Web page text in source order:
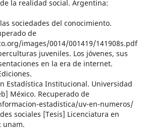
la realidad social. Argentina:
sociedades del conocimiento.
de
images/0014/001419/141908s.pdf
juveniles. Los jóvenes, sus
en la era de internet.
Estadística Institucional. Universidad
México. Recuperado de
estadistica/uv-en-numeros/
sociales [Tesis] Licenciatura en
unam.